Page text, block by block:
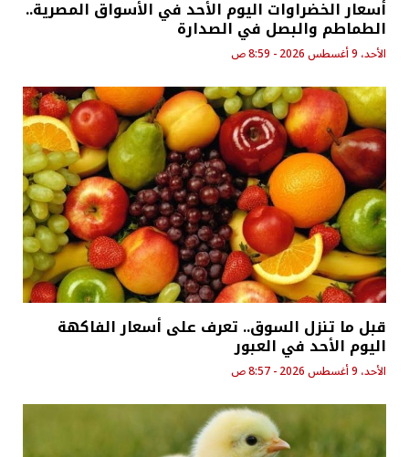
أسعار الخضراوات اليوم الأحد في الأسواق المصرية..
الطماطم والبصل في الصدارة
الأحد، 9 أغسطس 2026 - 8:59 ص
قبل ما تنزل السوق.. تعرف على أسعار الفاكهة
اليوم الأحد في العبور
الأحد، 9 أغسطس 2026 - 8:57 ص